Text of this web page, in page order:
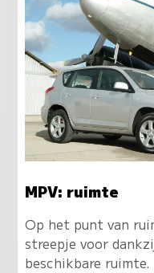
MPV: ruimte
Op het punt van
streepje voor
beschikbare